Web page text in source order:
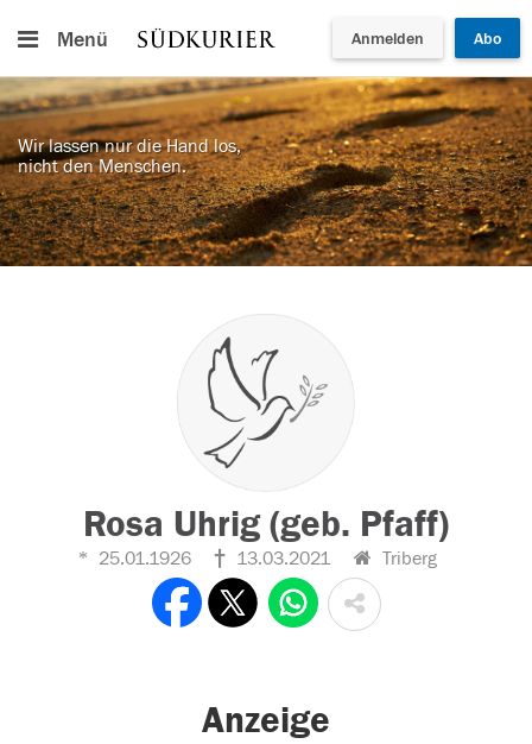
Menü Anmelden Abo
Wir lassen nur die Hand los,
nicht den Menschen.
Rosa Uhrig (geb. Pfaff)
25.01.1926 13.03.2021 Triberg
Anzeige